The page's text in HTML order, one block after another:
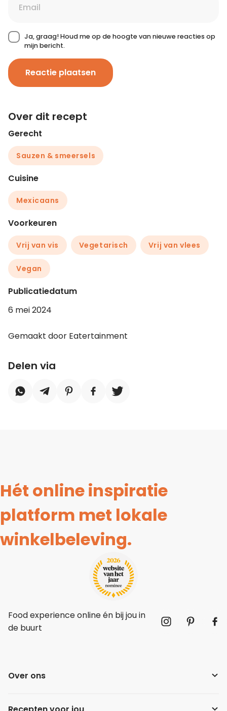
Ja, graag! Houd me op de hoogte van nieuwe reacties op
mijn bericht.
Reactie plaatsen
Over dit recept
Gerecht
Sauzen & smeersels
Cuisine
Mexicaans
Voorkeuren
Vrij van vis Vegetarisch Vrij van vlees
Vegan
Publicatiedatum
6 mei 2024
Gemaakt door Eatertainment
Delen via
Hét online inspiratie
platform met lokale
winkelbeleving.
Food experience online én bij jou in
de buurt
Over ons